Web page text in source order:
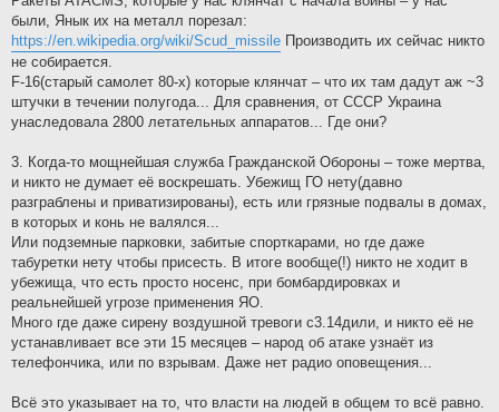
были, Янык их на металл порезал:
https://en.wikipedia.org/wiki/Scud_missile Производить их сейчас никто
не собирается.
F-16(старый самолет 80-х) которые клянчат – что их там дадут аж ~3
штучки в течении полугода... Для сравнения, от СССР Украина
унаследовала 2800 летательных аппаратов... Где они?
3. Когда-то мощнейшая служба Гражданской Обороны – тоже мертва,
и никто не думает её воскрешать. Убежищ ГО нету(давно
разграблены и приватизированы), есть или грязные подвалы в домах,
в которых и конь не валялся...
Или подземные парковки, забитые спорткарами, но где даже
табуретки нету чтобы присесть. В итоге вообще(!) никто не ходит в
убежища, что есть просто носенс, при бомбардировках и
реальнейшей угрозе применения ЯО.
Много где даже сирену воздушной тревоги с3.14дили, и никто её не
устанавливает все эти 15 месяцев – народ об атаке узнаёт из
телефончика, или по взрывам. Даже нет радио оповещения...
Всё это указывает на то, что власти на людей в общем то всё равно.